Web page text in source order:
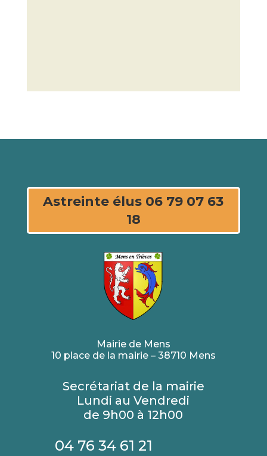
Astreinte élus 06 79 07 63
18
Mairie de Mens
10 place de la mairie – 38710 Mens
Secrétariat de la mairie
Lundi au Vendredi
de 9h00 à 12h00
04 76 34 61 21